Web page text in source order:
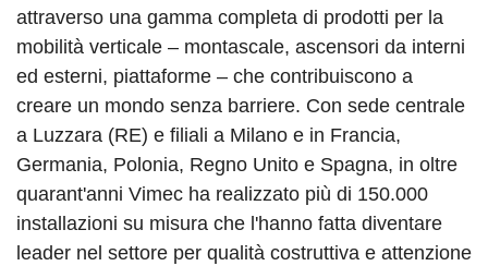
attraverso una gamma completa di prodotti per la
mobilità verticale – montascale, ascensori da interni
ed esterni, piattaforme – che contribuiscono a
creare un mondo senza barriere. Con sede centrale
a Luzzara (RE) e filiali a Milano e in Francia,
Germania, Polonia, Regno Unito e Spagna, in oltre
quarant'anni Vimec ha realizzato più di 150.000
installazioni su misura che l'hanno fatta diventare
leader nel settore per qualità costruttiva e attenzione